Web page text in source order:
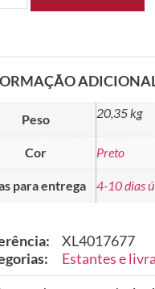
Peso 20,35 kg
Cor Preto
para entrega 4-10 dias
XL4017677
Estantes e